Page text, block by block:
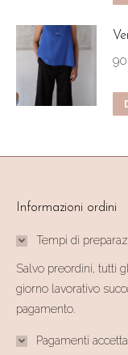
Informazioni ordini
Tempi di
Salvo preordini, tutti
giorno lavorativo
pagamento.
Pagamenti